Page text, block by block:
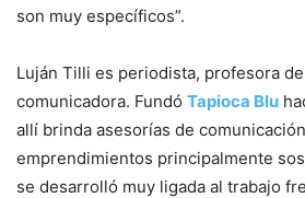
son muy específicos”.
Luján Tilli es periodista, profesora
comunicadora. Fundó Tapioca Blu
allí brinda asesorías de
emprendimientos principalmente
se desarrolló muy ligada al trabajo